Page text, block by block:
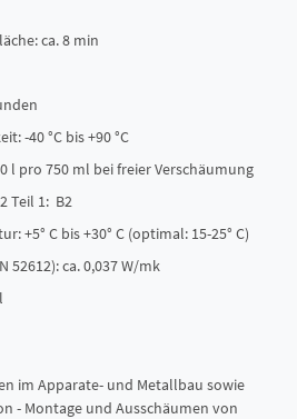
ca. 8 min
-40 °C bis +90 °C
l pro 750 ml bei freier Verschäumung
Teil 1: B2
+5° C bis +30° C (optimal: 15-25° C)
52612): ca. 0,037 W/mk
im Apparate- und Metallbau sowie
- Montage und Ausschäumen von